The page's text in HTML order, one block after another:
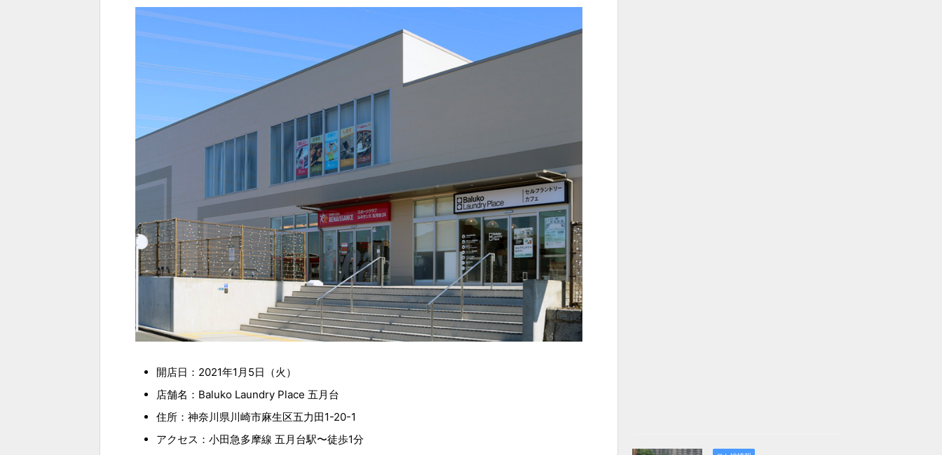
開店日：2021年1月5日（火）
店舗名：Baluko Laundry Place 五月台
住所：神奈川県川崎市麻生区五力田1-20-1
アクセス：小田急多摩線 五月台駅〜徒歩1分